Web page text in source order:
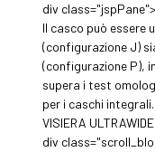
div class="jspPane">
Il casco può essere
(configurazione J)
(configurazione P),
supera i test
per i caschi integrali.
VISIERA ULTRAWIDE
div